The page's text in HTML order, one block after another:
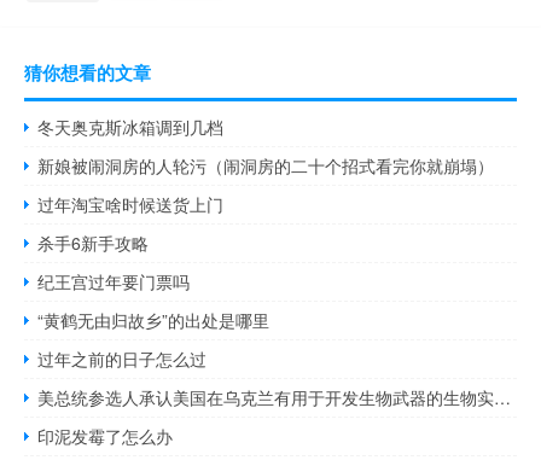
猜你想看的文章
冬天奥克斯冰箱调到几档
新娘被闹洞房的人轮污（闹洞房的二十个招式看完你就崩塌）
过年淘宝啥时候送货上门
杀手6新手攻略
纪王宫过年要门票吗
“黄鹤无由归故乡”的出处是哪里
过年之前的日子怎么过
美总统参选人承认美国在乌克兰有用于开发生物武器的生物实验室
印泥发霉了怎么办